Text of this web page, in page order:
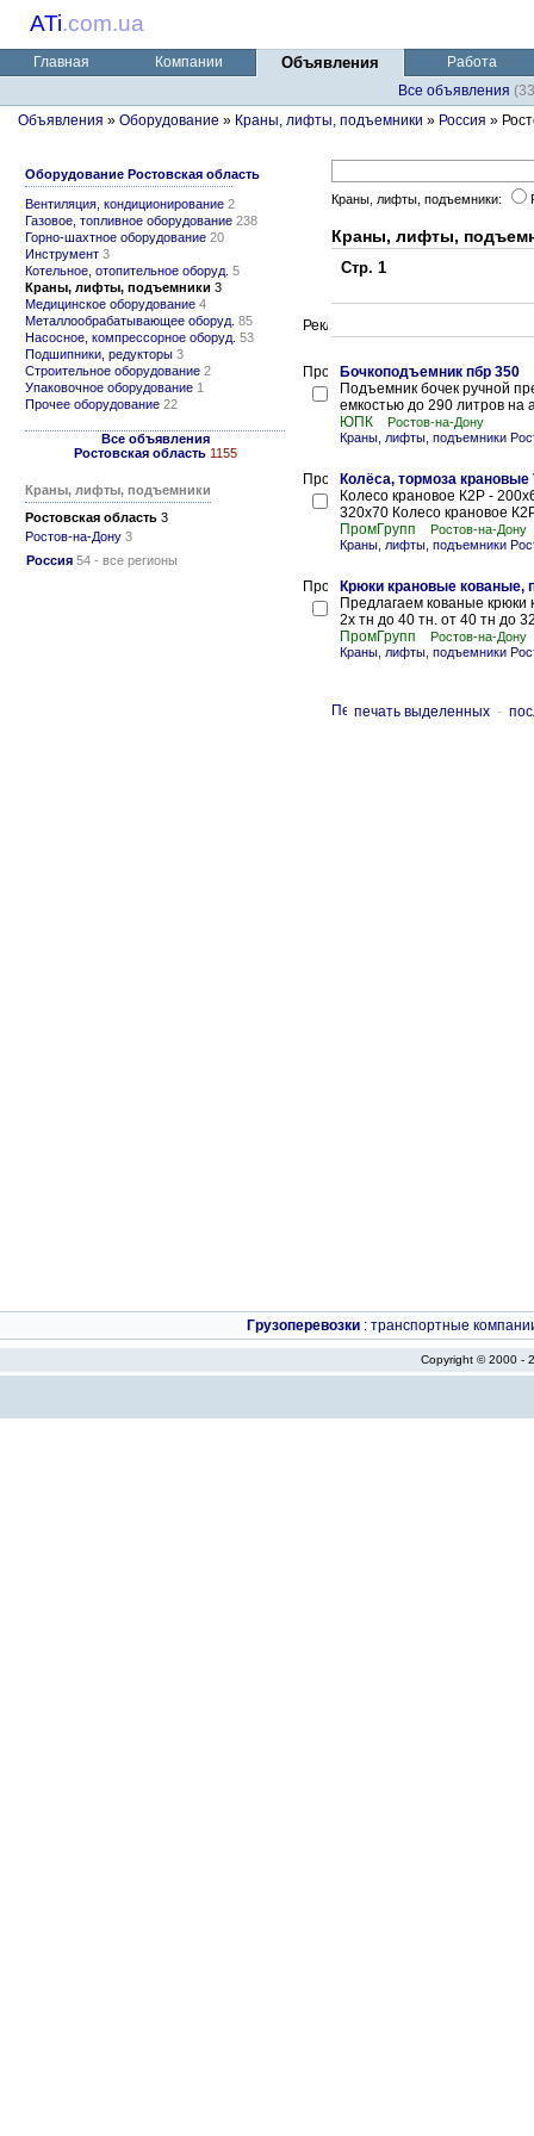
ATi.com.ua
Главная Компании Объявления
Работа
Все объявления
Объявления » Оборудование » Краны, лифты, подъемники » Россия »
Оборудование Ростовская область
Вентиляция, кондиционирование 2
Газовое, топливное оборудование 238
Горно-шахтное оборудование 20
Инструмент 3
Котельное, отопительное оборуд. 5
Краны, лифты, подъемники 3
Медицинское оборудование 4
Металлообрабатывающее оборуд. 85
Насосное, компрессорное оборуд. 53
Подшипники, редукторы 3
Строительное оборудование 2
Упаковочное оборудование 1
Прочее оборудование 22
Все объявления
Ростовская область 1155
Краны, лифты, подъемники
Ростовская область 3
Ростов-на-Дону 3
Россия 54 - все регионы
Краны, лифты, подъемники:
Краны, лифты,
Стр. 1
Бочкоподъемник пбр 350
Подъемник бочек ручной
емкостью до 290 литров на
ЮПК
Ростов-на-Дону
Краны, лифты, подъемники
Колёса, тормоза
Колесо крановое К2Р -
320х70 Колесо крановое
ПромГрупп
Ростов-на-Дону
Краны, лифты, подъемники
Крюки крановые кованые,
Предлагаем кованые крюки
2х тн до 40 тн. от 40 тн до
ПромГрупп
Ростов-на-Дону
Краны, лифты, подъемники
печать выделенных -
Грузоперевозки : транспортные
Copyright © 2000 -